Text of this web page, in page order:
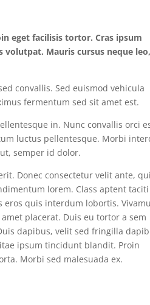
eget facilisis tortor. Cras ipsum
Mauris cursus neque
convallis. Sed euismod vehicula
fermentum sed sit amet est.
in. Nunc convallis orci
luctus pellentesque. Morbi
semper id dolor.
Donec consectetur velit ante,
lorem. Class aptent taciti
quis interdum lobortis.
placerat. Duis eu tortor a sem
dapibus, velit sed fringilla
ipsum tincidunt blandit. Proin
Morbi sed malesuada ex.